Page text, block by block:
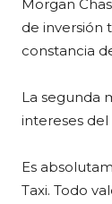
Morgan
de inversión
constancia
La segunda
intereses del
Es
Taxi. Todo